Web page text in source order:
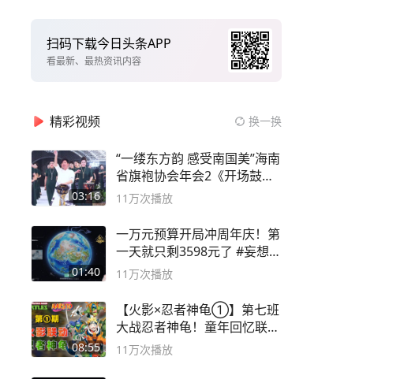
扫码下载今日头条APP
看最新、最热资讯内容
精彩视频 换一换
03:16
“一缕东方韵 感受南国美”海南
省旗袍协会年会2《开场鼓》
二团
11万次播放
01:40
一万元预算开局冲周年庆！第
一天就只剩3598元了 #妄想山
海
11万次播放
08:55
【火影×忍者神龟①】第七班
大战忍者神龟！童年回忆联动
论武？
11万次播放